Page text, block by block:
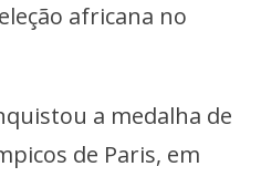
africana no
a medalha de
de Paris, em